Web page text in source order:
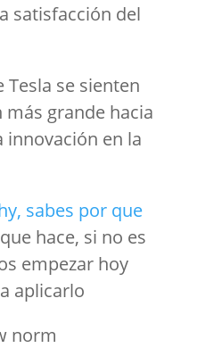
satisfacción del
Tesla se sienten
grande hacia
innovación en la
sabes por que
hace, si no es
empezar hoy
aplicarlo
norm